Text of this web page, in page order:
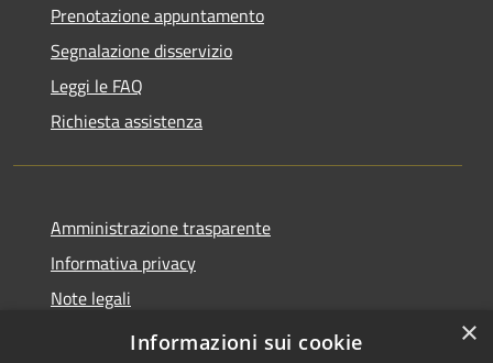
Prenotazione appuntamento
Segnalazione disservizio
Leggi le FAQ
Richiesta assistenza
Amministrazione trasparente
Informativa privacy
Note legali
Dichiarazione di accessibilità
×
Informazioni sui cookie